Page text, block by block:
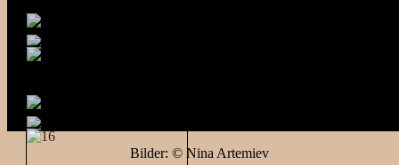
Bilder: © Nina Artemiev